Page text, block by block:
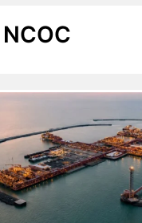
NCOC